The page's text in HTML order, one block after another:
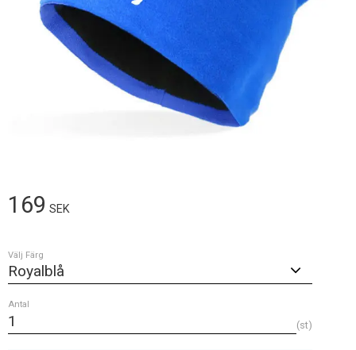
169 SEK
Välj Färg
Antal
st